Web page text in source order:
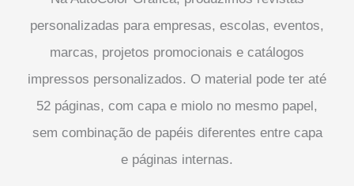
personalizadas para empresas, escolas, eventos,
marcas, projetos promocionais e catálogos
impressos personalizados. O material pode ter até
52 páginas, com capa e miolo no mesmo papel,
sem combinação de papéis diferentes entre capa
e páginas internas.